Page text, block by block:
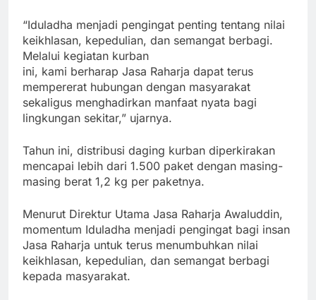
“Iduladha menjadi pengingat penting tentang nilai
keikhlasan, kepedulian, dan semangat berbagi.
Melalui kegiatan kurban
ini, kami berharap Jasa Raharja dapat terus
mempererat hubungan dengan masyarakat
sekaligus menghadirkan manfaat nyata bagi
lingkungan sekitar,” ujarnya.
Tahun ini, distribusi daging kurban diperkirakan
mencapai lebih dari 1.500 paket dengan masing-
masing berat 1,2 kg per paketnya.
Menurut Direktur Utama Jasa Raharja Awaluddin,
momentum Iduladha menjadi pengingat bagi insan
Jasa Raharja untuk terus menumbuhkan nilai
keikhlasan, kepedulian, dan semangat berbagi
kepada masyarakat.